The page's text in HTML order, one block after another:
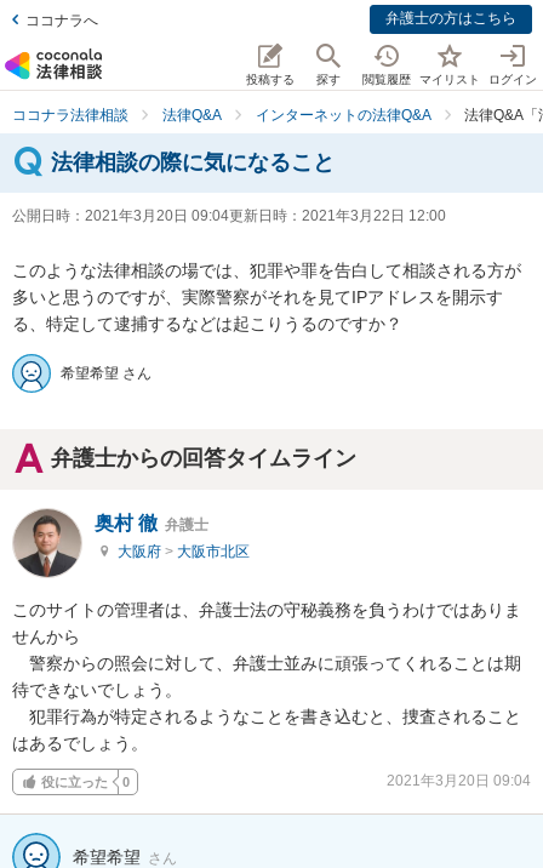
ココナラへ 弁護士の方はこちら
投稿する 探す 閲覧履歴 マイリスト ログイン
ココナラ法律相談 法律Q&A インターネットの法律Q&A 法律Q&A「
法律相談の際に気になること
公開日時： 2021年3月20日 09:04更新日時： 2021年3月22日 12:00
このような法律相談の場では、犯罪や罪を告白して相談される方が
多いと思うのですが、実際警察がそれを見てIPアドレスを開示す
る、特定して逮捕するなどは起こりうるのですか？
希望希望 さん
弁護士からの回答タイムライン
奥村 徹 弁護士
大阪府 > 大阪市北区
このサイトの管理者は、弁護士法の守秘義務を負うわけではありま
せんから
警察からの照会に対して、弁護士並みに頑張ってくれることは期
待できないでしょう。
犯罪行為が特定されるようなことを書き込むと、捜査されること
はあるでしょう。
役に立った 0 2021年3月20日 09:04
希望希望 さん